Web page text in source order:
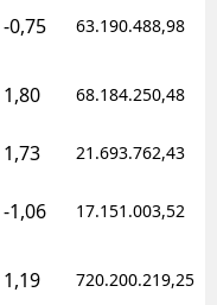
-0,75 63.190.488,98
1,80 68.184.250,48
1,73 21.693.762,43
-1,06 17.151.003,52
1,19 720.200.219,25